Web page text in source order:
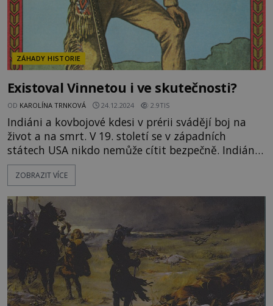
ZÁHADY HISTORIE
Existoval Vinnetou i ve skutečnosti?
OD KAROLÍNA TRNKOVÁ 24.12.2024 2.9TIS
Indiáni a kovbojové kdesi v prérii svádějí boj na
život a na smrt. V 19. století se v západních
státech USA nikdo nemůže cítit bezpečně. Indiány
vede do bitvy apačský náčelník Cochise (asi 1805–
1874), který je přesvědčen, že „běloši“ nemají na
později inspiruje zrod legendy o jiném slavném
apačském náčelníkovi, Vinnetouovi. Je možné, že
oblíbený hrd
ZOBRAZIT VÍCE